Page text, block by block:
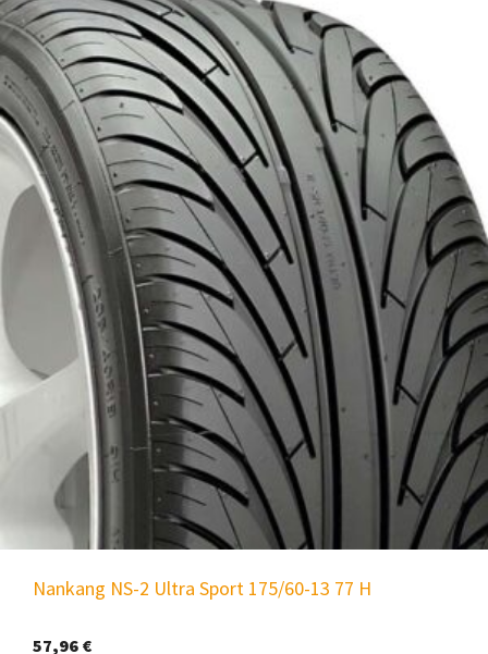
Nankang NS-2 Ultra Sport 175/60-13 77 H
57,96 €